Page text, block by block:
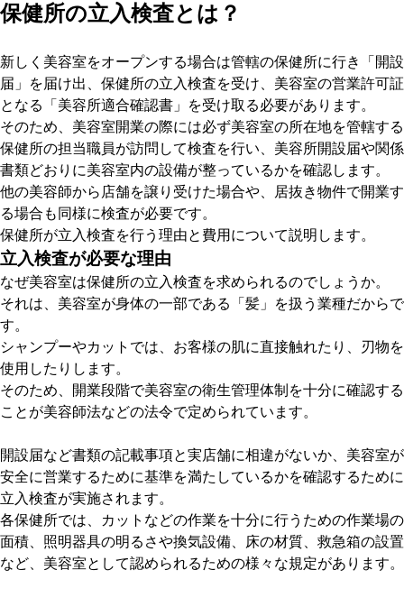
保健所の立入検査とは？
新しく美容室をオープンする場合は管轄の保健所に行き「開設
届」を届け出、保健所の立入検査を受け、美容室の営業許可証
となる「美容所適合確認書」を受け取る必要があります。
そのため、美容室開業の際には必ず美容室の所在地を管轄する
保健所の担当職員が訪問して検査を行い、美容所開設届や関係
書類どおりに美容室内の設備が整っているかを確認します。
他の美容師から店舗を譲り受けた場合や、居抜き物件で開業す
る場合も同様に検査が必要です。
保健所が立入検査を行う理由と費用について説明します。
立入検査が必要な理由
なぜ美容室は保健所の立入検査を求められるのでしょうか。
それは、美容室が身体の一部である「髪」を扱う業種だからで
す。
シャンプーやカットでは、お客様の肌に直接触れたり、刃物を
使用したりします。
そのため、開業段階で美容室の衛生管理体制を十分に確認する
ことが美容師法などの法令で定められています。
開設届など書類の記載事項と実店舗に相違がないか、美容室が
安全に営業するために基準を満たしているかを確認するために
立入検査が実施されます。
各保健所では、カットなどの作業を十分に行うための作業場の
面積、照明器具の明るさや換気設備、床の材質、救急箱の設置
など、美容室として認められるための様々な規定があります。